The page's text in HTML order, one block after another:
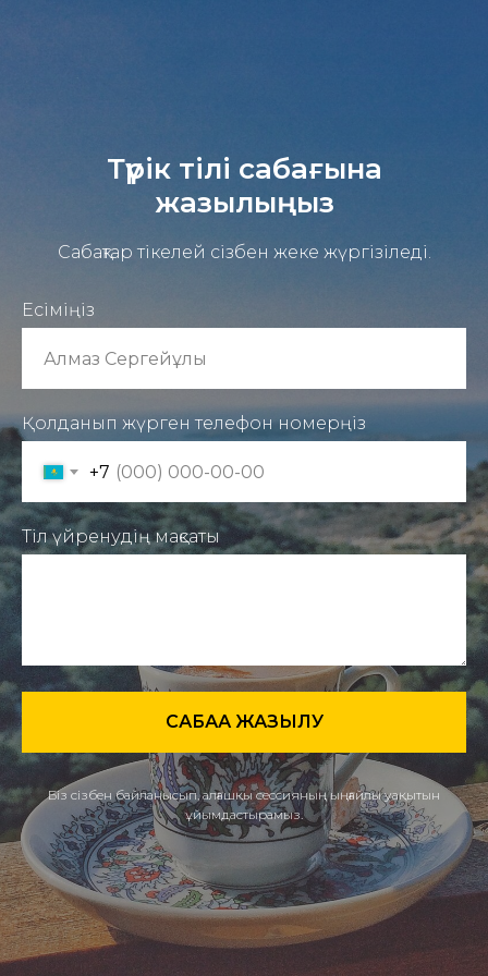
Түрік тілі сабағына
жазылыңыз
Сабақтар тікелей сізбен жеке жүргізіледі.
Есіміңіз
Қолданып жүрген телефон номерңіз
+7
Тіл үйренудің мақсаты
САБАҚҚА ЖАЗЫЛУ
Біз сізбен байланысып, алғашқы сессияның ыңғайлы уақытын
ұйымдастырамыз.